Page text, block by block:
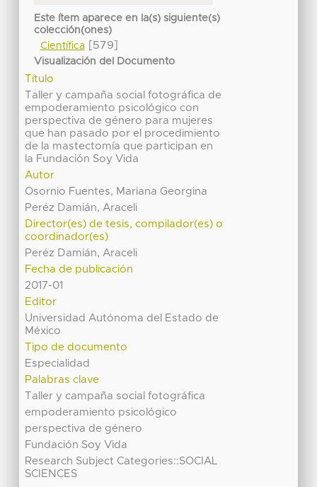
Este ítem aparece en la(s) siguiente(s)
colección(ones)
Científica[579]
Visualización del Documento
Título
Taller y campaña social fotográfica de
empoderamiento psicológico con
perspectiva de género para mujeres
que han pasado por el procedimiento
de la mastectomía que participan en
la Fundación Soy Vida
Autor
Osornio Fuentes, Mariana Georgina
Peréz Damián, Araceli
Director(es) de tesis, compilador(es) o
coordinador(es)
Peréz Damián, Araceli
Fecha de publicación
2017-01
Editor
Universidad Autónoma del Estado de
México
Tipo de documento
Especialidad
Palabras clave
Taller y campaña social fotográfica
empoderamiento psicológico
perspectiva de género
Fundación Soy Vida
Research Subject Categories::SOCIAL
SCIENCES